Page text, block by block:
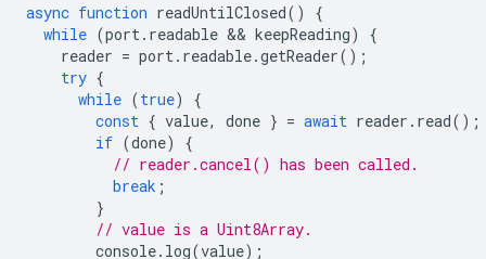
async function readUntilClosed()
{
while (port. readable && keepReading)
{
reader = port. readable.getReader();
try {
while (true)
{
const { value, done } = await reader . read();
if (done)
{
// reader.cancel() has been called.
break ;
}
// value is a Uint8Array.
console. log(value);